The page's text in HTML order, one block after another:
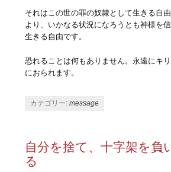
それはこの世の罪の奴隷として生きる自
より、いかなる状況になろうとも神様を
生きる自由です。
恐れることは何もありません。永遠にキ
におられます。
カテゴリー:message
自分を捨て、十字架を負
る